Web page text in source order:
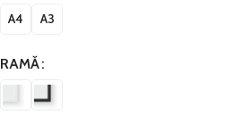
A4 A3
RAMĂ